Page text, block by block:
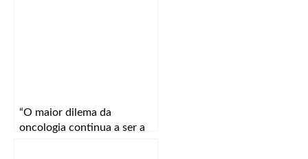
“O maior dilema da
oncologia continua a ser a